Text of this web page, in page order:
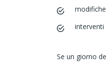
interventi
Se un giorno